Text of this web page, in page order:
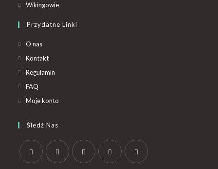
Wikingowie
Przydatne Linki
O nas
Kontakt
Regulamin
FAQ
Moje konto
Śledź Nas